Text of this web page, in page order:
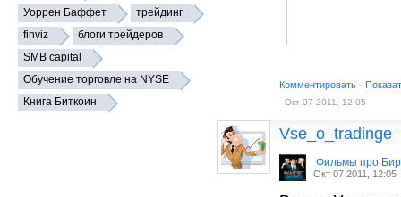
Уоррен Баффет
трейдинг
finviz
блоги трейдеров
SMB capital
Обучение торговле на NYSE
Книга Биткоин
Комментировать ·
Окт 07 2011, 12:05
Vse_o_tradinge
Фильмы про
Окт 07 2011, 12:05